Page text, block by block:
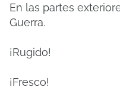
En las partes
Guerra.
¡Rugido!
¡Fresco!